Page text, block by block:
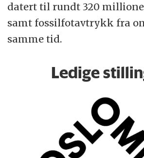
datert til rundt 320
samt fossilfotavtrykk fra
samme tid.
Ledige